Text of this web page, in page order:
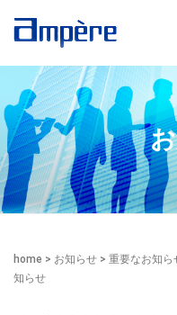
home > お知らせ > 重要なお知ら
知らせ